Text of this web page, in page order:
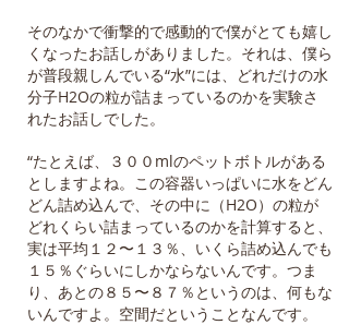
そのなかで衝撃的で感動的で僕がとても嬉し
くなったお話しがありました。それは、僕ら
が普段親しんでいる“水”には、どれだけの水
分子H2Oの粒が詰まっているのかを実験さ
れたお話しでした。
“たとえば、３００mlのペットボトルがある
としますよね。この容器いっぱいに水をどん
どん詰め込んで、その中に（H2O）の粒が
どれくらい詰まっているのかを計算すると、
実は平均１２〜１３％、いくら詰め込んでも
１５％ぐらいにしかならないんです。つま
り、あとの８５〜８７％というのは、何もな
いんですよ。空間だということなんです。